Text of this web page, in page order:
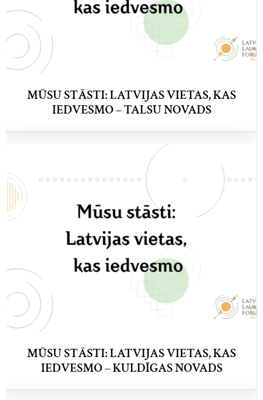
MŪSU STĀSTI: LATVIJAS VIETAS, KAS
IEDVESMO – TALSU NOVADS
MŪSU STĀSTI: LATVIJAS VIETAS, KAS
IEDVESMO – KULDĪGAS NOVADS